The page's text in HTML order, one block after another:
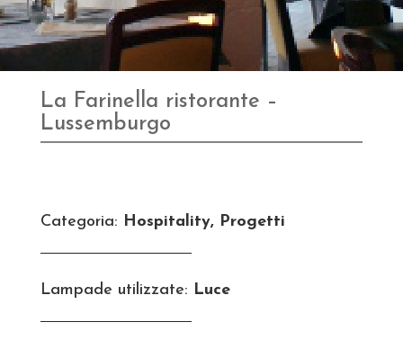
La Farinella ristorante –
Lussemburgo
Categoria: Hospitality, Progetti
Lampade utilizzate: Luce